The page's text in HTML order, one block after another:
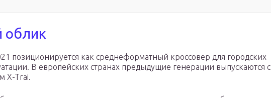
облик
позиционируется как среднеформатный кроссовер для городских
В европейских странах предыдущие генерации выпускаются с
X-Trai.